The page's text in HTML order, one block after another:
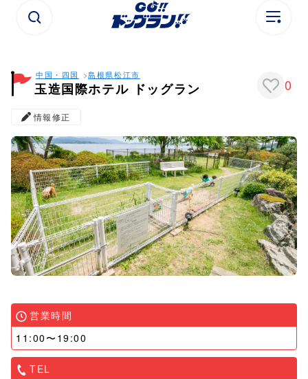
中国・四国 島根県松江市
玉造国際ホテル ドッグラン 0
情報修正
営業時間
11:00〜19:00
TEL